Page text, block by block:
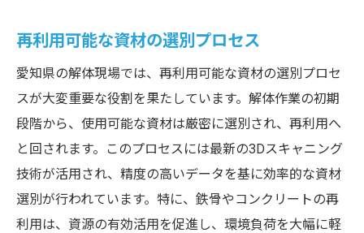
再利用可能な資材の選別プロセス
愛知県の解体現場では、再利用可能な資材の選別プロセ
スが大変重要な役割を果たしています。解体作業の初期
段階から、使用可能な資材は厳密に選別され、再利用へ
と回されます。このプロセスには最新の3Dスキャニング
技術が活用され、精度の高いデータを基に効率的な資材
選別が行われています。特に、鉄骨やコンクリートの再
利用は、資源の有効活用を促進し、環境負荷を大幅に軽